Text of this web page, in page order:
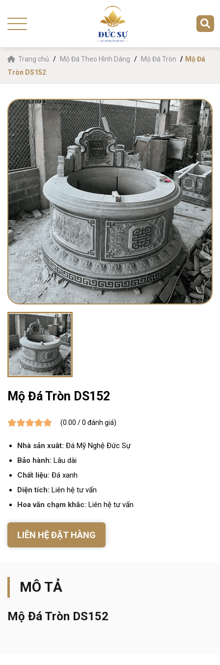
Trang chủ Mộ Đá Theo Hình Dáng Mộ Đá Tròn
Mộ Đá
Tròn DS152
Mộ Đá Tròn DS152
(0.00 / 0 đánh giá)
Nhà sản xuât: Đá Mỹ Nghệ Đức Sự
Bảo hành: Lâu dài
Chất liệu: Đá xanh
Diện tích: Liên hệ tư vấn
Hoa văn chạm khắc: Liên hệ tư vấn
LIÊN HỆ ĐẶT HÀNG
MÔ TẢ
Mộ Đá Tròn DS152